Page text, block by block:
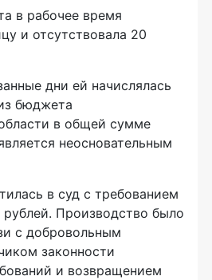
в рабочее время
и отсутствовала 20
дни ей начислялась
бюджета
в общей сумме
неосновательным
в суд с требованием
рублей. Производство было
с добровольным
законности
и возвращением